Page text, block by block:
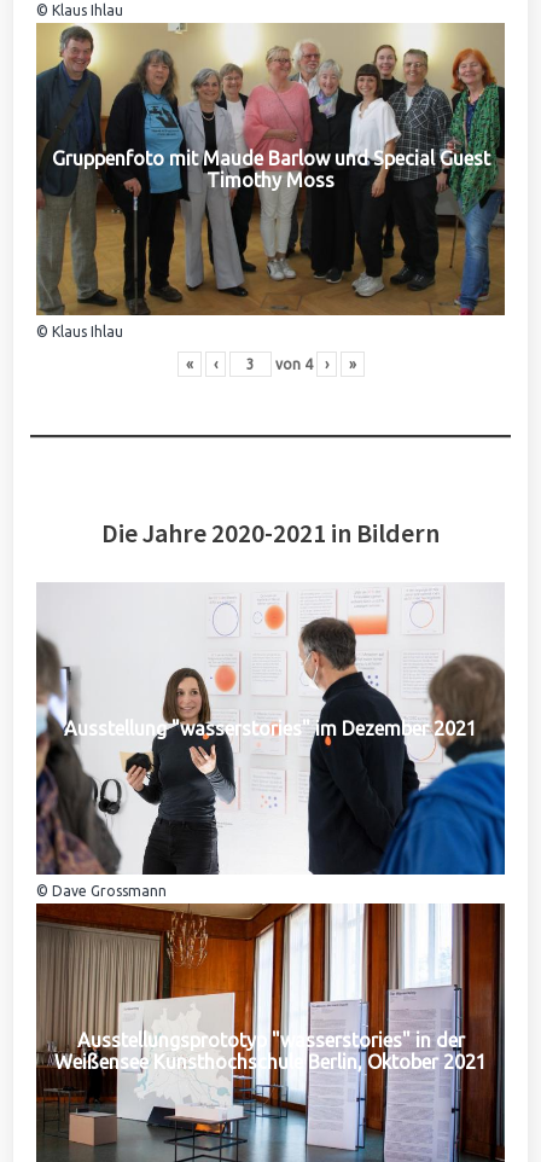
© Klaus Ihlau
Gruppenfoto mit Maude Barlow und Special Guest
Timothy Moss
© Klaus Ihlau
« ‹ von 4 › »
Die Jahre 2020-2021 in Bildern
Ausstellung "wasserstories" im Dezember 2021
© Dave Grossmann
Ausstellungsprototyp "wasserstories" in der
Weißensee Kunsthochschule Berlin, Oktober 2021